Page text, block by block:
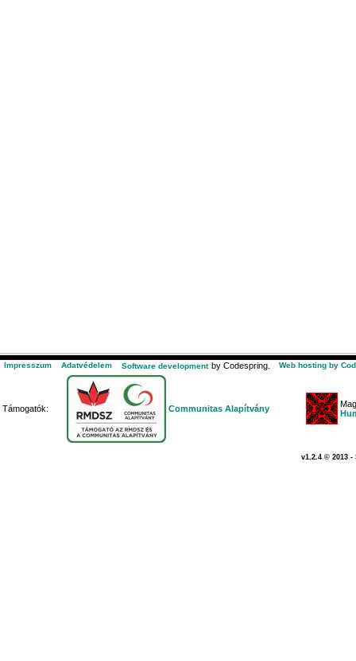
Impresszum Adatvédelem Software development by Codespring. Web hosting by
Támogatók: Communitas Alapítvány
v1.2.4 © 2013